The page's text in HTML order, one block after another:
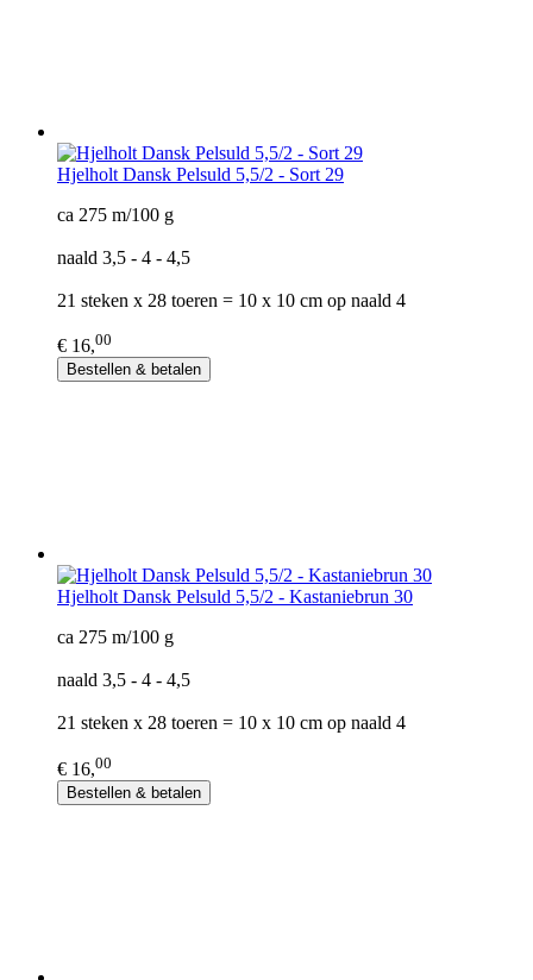
Hjelholt Dansk Pelsuld 5,5/2 - Sort 29
ca 275 m/100 g
naald 3,5 - 4 - 4,5
21 steken x 28 toeren = 10 x 10 cm op naald 4
€ 16,00
Bestellen & betalen
Hjelholt Dansk Pelsuld 5,5/2 - Kastaniebrun 30
ca 275 m/100 g
naald 3,5 - 4 - 4,5
21 steken x 28 toeren = 10 x 10 cm op naald 4
€ 16,00
Bestellen & betalen